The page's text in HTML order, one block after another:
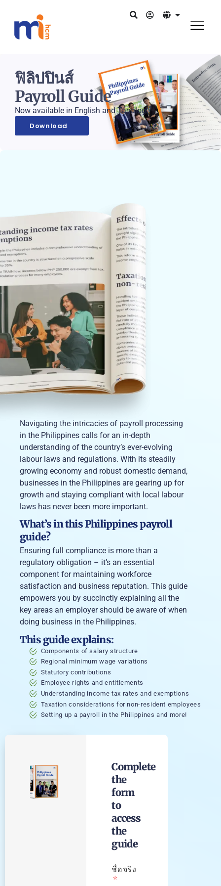
ฟิลิปปินส์
Payroll Guide
Now available in English and Tagalog.
Download
Navigating the intricacies of payroll processing
in the Philippines calls for an in-depth
understanding of the country’s ever-evolving
labour laws and regulations. With its steadily
growing economy and robust domestic demand,
businesses in the Philippines are gearing up for
growth and staying compliant with local labour
laws has never been more important.
What’s in this Philippines payroll
guide?
Ensuring full compliance is more than a
regulatory obligation – it’s an essential
component for maintaining workforce
satisfaction and business reputation. This guide
empowers you by succinctly explaining all the
key areas an employer should be aware of when
doing business in the Philippines.
This guide explains:
Components of salary structure
Regional minimum wage variations
Statutory contributions
Employee rights and entitlements
Understanding income tax rates and exemptions
Taxation considerations for non-resident employees
Setting up a payroll in the Philippines and more!
Complete
the
form
to
access
the
guide
ชื่อจริง